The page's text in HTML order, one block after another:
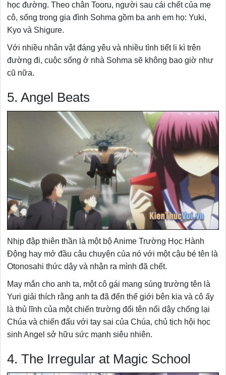
học đường. Theo chân Tooru, người sau cái chết của mẹ
cô, sống trong gia đình Sohma gồm ba anh em họ: Yuki,
Kyo và Shigure.
Với nhiều nhân vật đáng yêu và nhiều tình tiết li kì trên
đường đi, cuộc sống ở nhà Sohma sẽ không bao giờ như
cũ nữa.
5. Angel Beats
Nhịp đập thiên thần là một bộ Anime Trường Học Hành
Động hay mở đầu câu chuyện của nó với một cậu bé tên là
Otonosahi thức dậy và nhận ra mình đã chết.
May mắn cho anh ta, một cô gái mang súng trường tên là
Yuri giải thích rằng anh ta đã đến thế giới bên kia và cô ấy
là thủ lĩnh của một chiến trường đổi tên nổi dậy chống lại
Chúa và chiến đấu với tay sai của Chúa, chủ tịch hội học
sinh Angel sở hữu sức mạnh siêu nhiên.
4. The Irregular at Magic School